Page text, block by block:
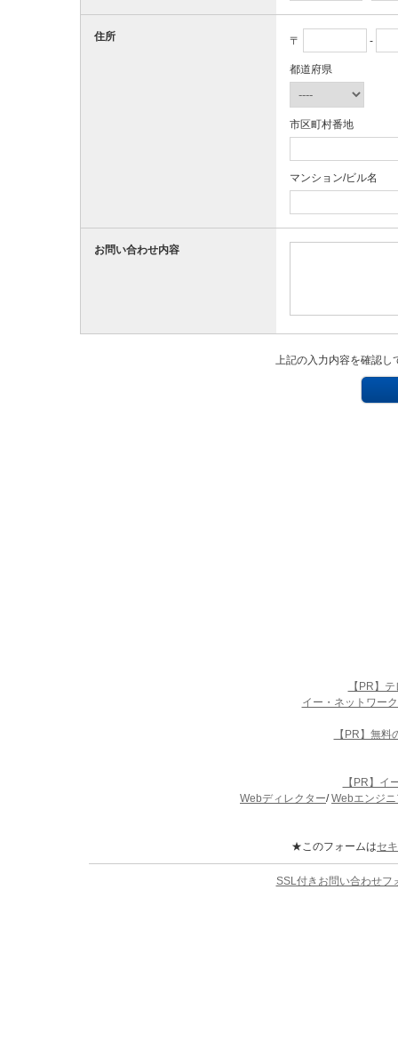
住所 〒 -
都道府県
市区町村番地
マンション/ビル名
お問い合わせ内容
上記の入力内容を確認し
【PR】
イー・ネットワー
【PR】無
【PR】イ
Webディレクター/Webエンジ
★このフォームはセ
SSL付きお問い合わせフ